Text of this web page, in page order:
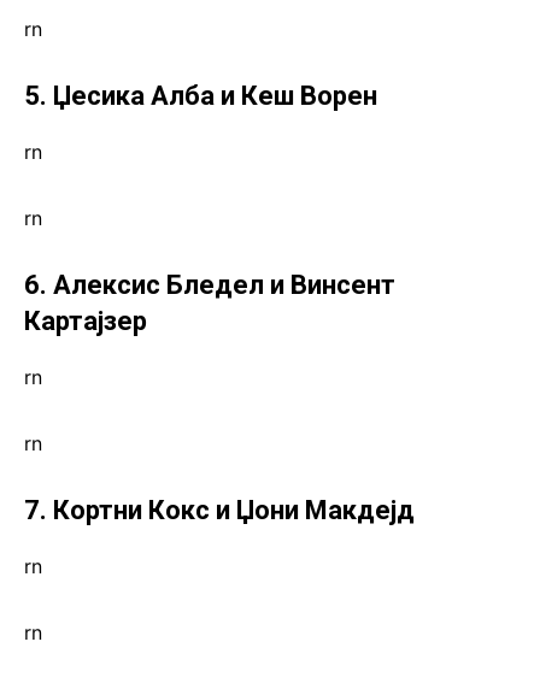
rn
5. Џесика Алба и Кеш Ворен
rn
rn
6. Алексис Бледел и Винсент
Картајзер
rn
rn
7. Кортни Кокс и Џони Макдејд
rn
rn